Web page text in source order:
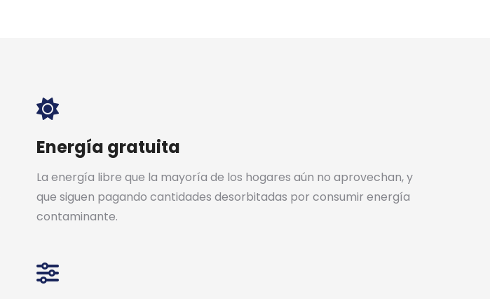
Energía gratuita
La energía libre que la mayoría de los hogares aún no aprovechan, y
que siguen pagando cantidades desorbitadas por consumir energía
contaminante.